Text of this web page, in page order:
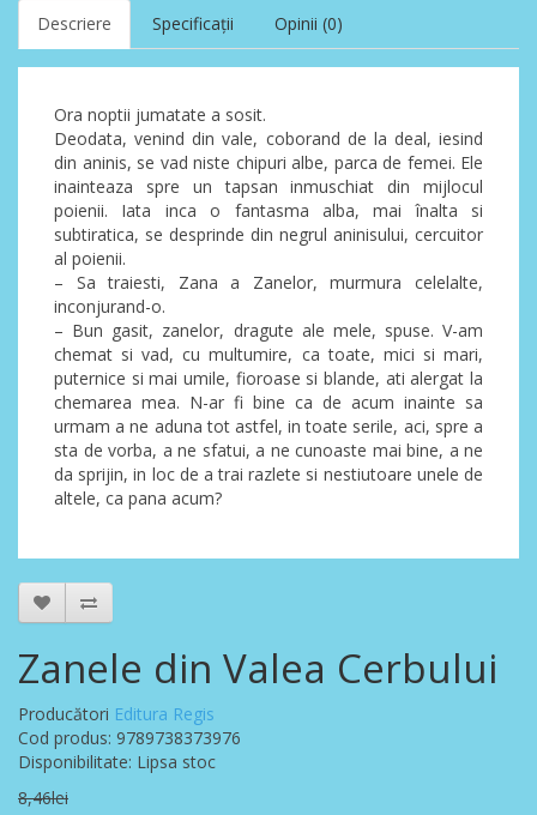
Descriere Specificaţii Opinii (0)
Ora noptii jumatate a sosit.
Deodata, venind din vale, coborand de la deal, iesind
din aninis, se vad niste chipuri albe, parca de femei. Ele
inainteaza spre un tapsan inmuschiat din mijlocul
poienii. Iata inca o fantasma alba, mai înalta si
subtiratica, se desprinde din negrul aninisului, cercuitor
al poienii.
– Sa traiesti, Zana a Zanelor, murmura celelalte,
inconjurand-o.
– Bun gasit, zanelor, dragute ale mele, spuse. V-am
chemat si vad, cu multumire, ca toate, mici si mari,
puternice si mai umile, fioroase si blande, ati alergat la
chemarea mea. N-ar fi bine ca de acum inainte sa
urmam a ne aduna tot astfel, in toate serile, aci, spre a
sta de vorba, a ne sfatui, a ne cunoaste mai bine, a ne
da sprijin, in loc de a trai razlete si nestiutoare unele de
altele, ca pana acum?
Zanele din Valea Cerbului
Producători Editura Regis
Cod produs: 9789738373976
Disponibilitate: Lipsa stoc
8,46lei